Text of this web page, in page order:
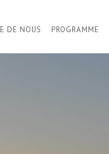
DE NOUS PROGRAMME